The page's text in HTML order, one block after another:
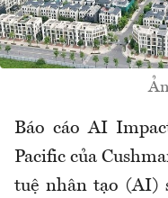
Báo cáo AI
Pacific của
tuệ nhân tạo (AI)